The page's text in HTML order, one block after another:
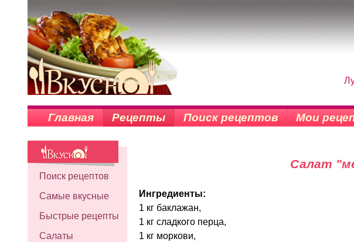
Главная Рецепты Поиск рецептов Мои
Поиск рецептов
Самые вкусные
Быстрые рецепты
Салаты
Салат
Ингредиенты:
1 кг баклажан,
1 кг сладкого перца,
1 кг моркови,